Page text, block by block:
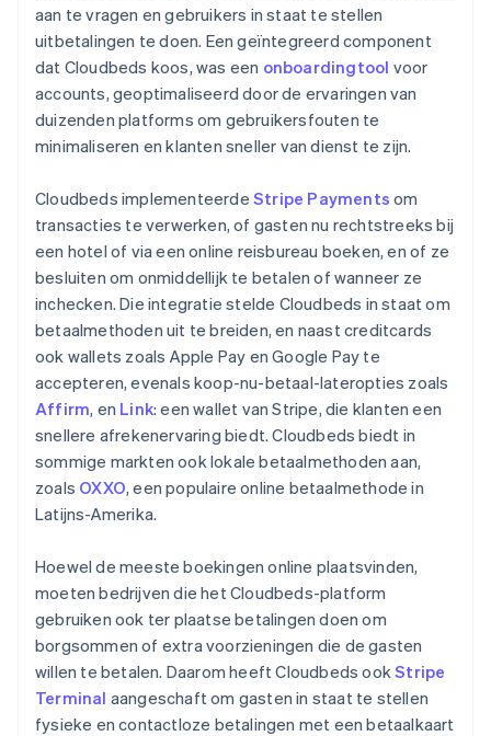
aan te vragen en gebruikers in staat te stellen
uitbetalingen te doen. Een geïntegreerd component
dat Cloudbeds koos, was een onboardingtool voor
accounts, geoptimaliseerd door de ervaringen van
duizenden platforms om gebruikersfouten te
minimaliseren en klanten sneller van dienst te zijn.
Cloudbeds implementeerde Stripe Payments om
transacties te verwerken, of gasten nu rechtstreeks bij
een hotel of via een online reisbureau boeken, en of ze
besluiten om onmiddellijk te betalen of wanneer ze
inchecken. Die integratie stelde Cloudbeds in staat om
betaalmethoden uit te breiden, en naast creditcards
ook wallets zoals Apple Pay en Google Pay te
accepteren, evenals koop-nu-betaal-lateropties zoals
Affirm, en Link: een wallet van Stripe, die klanten een
snellere afrekenervaring biedt. Cloudbeds biedt in
sommige markten ook lokale betaalmethoden aan,
zoals OXXO, een populaire online betaalmethode in
Latijns-Amerika.
Hoewel de meeste boekingen online plaatsvinden,
moeten bedrijven die het Cloudbeds-platform
gebruiken ook ter plaatse betalingen doen om
borgsommen of extra voorzieningen die de gasten
willen te betalen. Daarom heeft Cloudbeds ookStripe
Terminal aangeschaft om gasten in staat te stellen
fysieke en contactloze betalingen met een betaalkaart